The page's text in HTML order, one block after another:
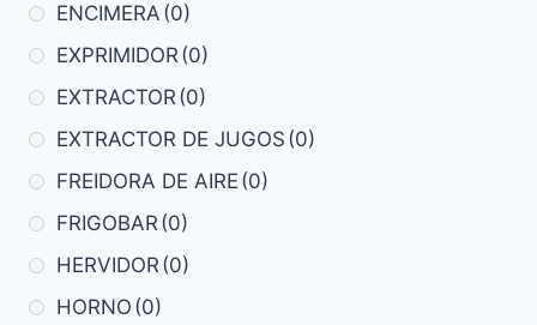
ENCIMERA (0)
EXPRIMIDOR(0)
EXTRACTOR(0)
EXTRACTOR DE JUGOS (0)
FREIDORA DE AIRE (0)
FRIGOBAR(0)
HERVIDOR(0)
HORNO (0)